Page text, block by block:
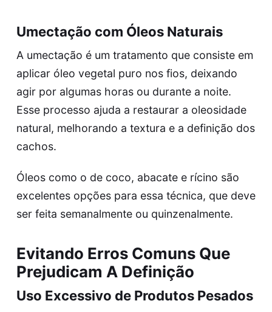
Umectação com Óleos Naturais
A umectação é um tratamento que consiste em
aplicar óleo vegetal puro nos fios, deixando
agir por algumas horas ou durante a noite.
Esse processo ajuda a restaurar a oleosidade
natural, melhorando a textura e a definição dos
cachos.
Óleos como o de coco, abacate e rícino são
excelentes opções para essa técnica, que deve
ser feita semanalmente ou quinzenalmente.
Evitando Erros Comuns Que
Prejudicam A Definição
Uso Excessivo de Produtos Pesados